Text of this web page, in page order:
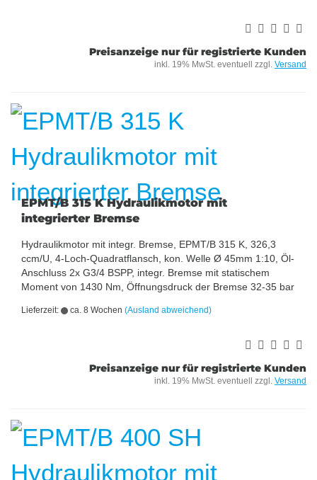
Preisanzeige nur für registrierte Kunden
inkl. 19% MwSt. eventuell zzgl. Versand
EPMT/B 315 K Hydraulikmotor mit
integrierter Bremse
Hydraulikmotor mit integr. Bremse, EPMT/B 315 K, 326,3
ccm/U, 4-Loch-Quadratflansch, kon. Welle Ø 45mm 1:10, Öl-
Anschluss 2x G3/4 BSPP, integr. Bremse mit statischem
Moment von 1430 Nm, Öffnungsdruck der Bremse 32-35 bar
Lieferzeit: ca. 8 Wochen (Ausland abweichend)
Preisanzeige nur für registrierte Kunden
inkl. 19% MwSt. eventuell zzgl. Versand